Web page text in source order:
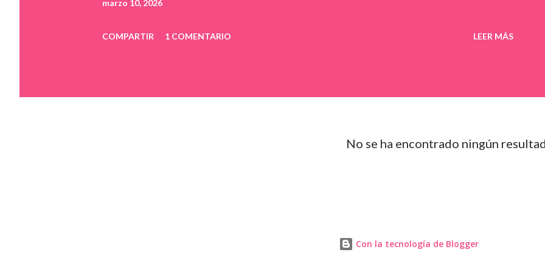
marzo 10, 2026
COMPARTIR 1 COMENTARIO LEER MÁS
No se ha encontrado ningún
Con la tecnología de Blogger